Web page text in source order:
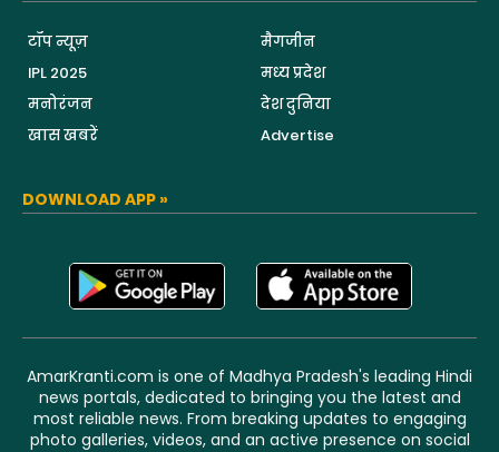
टॉप न्यूज़
मैगजीन
IPL 2025
मध्य प्रदेश
मनोरंजन
देश दुनिया
खास खबरें
Advertise
DOWNLOAD APP »
AmarKranti.com is one of Madhya Pradesh's leading Hindi
news portals, dedicated to bringing you the latest and
most reliable news. From breaking updates to engaging
photo galleries, videos, and an active presence on social